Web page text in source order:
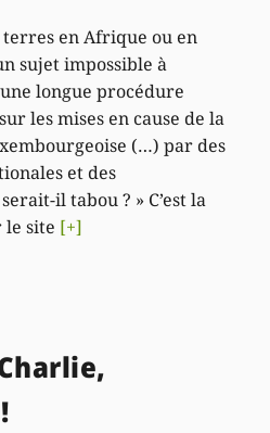
terres en Afrique ou en
sujet impossible à
longue procédure
les mises en cause de la
(…) par des
et des
il tabou ? » C’est la
le site [+]